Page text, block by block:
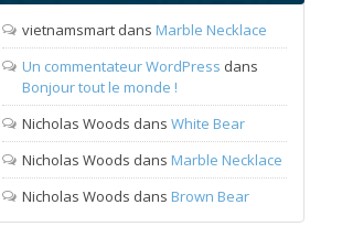
vietnamsmart dans Marble Necklace
Un commentateur WordPress dans
Bonjour tout le monde !
Nicholas Woods dansWhite Bear
Nicholas Woods dans Marble Necklace
Nicholas Woods dans Brown Bear